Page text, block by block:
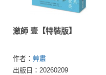
瀲師 壹【特裝版】
作者： 艸肅
出版日：20260209